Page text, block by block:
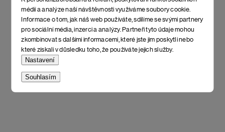
médií a analýze naší návštěvnosti využíváme soubory cookie.
Informace o tom, jak náš web používáte, sdílíme se svými partnery
pro sociální média, inzerci a analýzy. Partneři tyto údaje mohou
zkombinovat s dalšími informacemi, které jste jim poskytli nebo
které získali v důsledku toho, že používáte jejich služby.
Nastavení
Souhlasím